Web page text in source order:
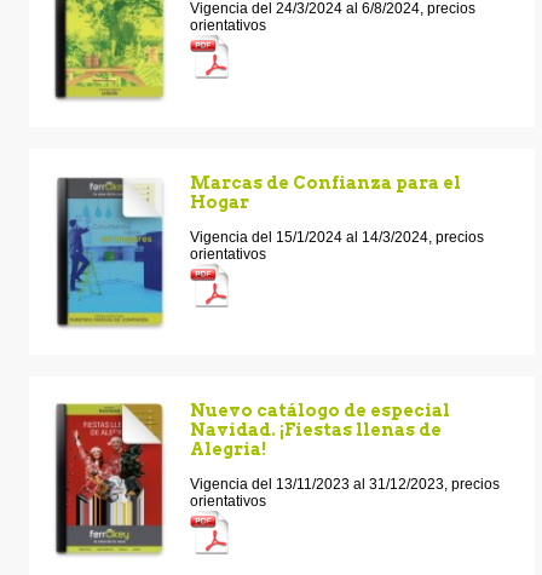
Vigencia del 24/3/2024 al 6/8/2024, precios
orientativos
Marcas de Confianza para el
Hogar
Vigencia del 15/1/2024 al 14/3/2024, precios
orientativos
Nuevo catálogo de especial
Navidad. ¡Fiestas llenas de
Alegria!
Vigencia del 13/11/2023 al 31/12/2023, precios
orientativos